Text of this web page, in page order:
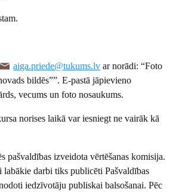
aiga.priede@tukums.lv ar norādi: “Foto
bildēs””. E-pastā jāpievieno
vecums un foto nosaukums.
norises laikā var iesniegt ne vairāk kā
pašvaldības izveidota vērtēšanas komisija.
labākie darbi tiks publicēti Pašvaldības
iedzīvotāju publiskai balsošanai. Pēc